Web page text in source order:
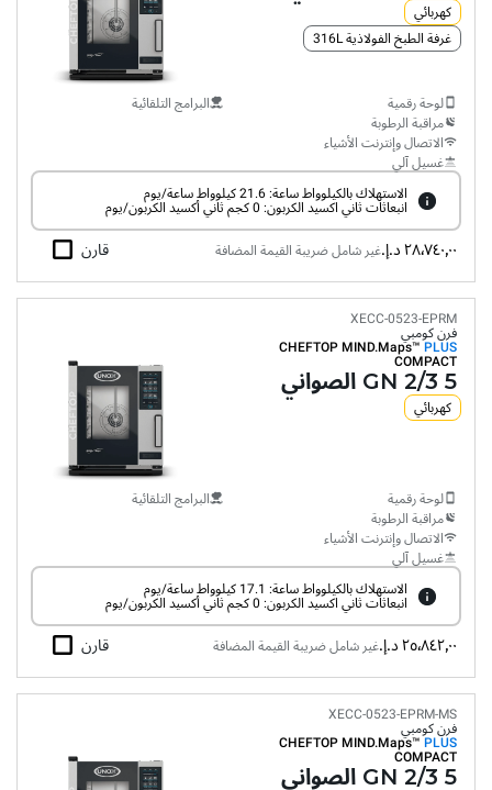
كهربائي
غرفة الطبخ الفولاذية 316L
لوحة رقمية
مراقبة الرطوبة
الاتصال وإنترنت الأشياء
غسيل آلي
البرامج التلقائية
الاستهلاك بالكيلوواط ساعة: 21.6 كيلوواط ساعة/يوم
انبعاثات ثاني اكسيد الكربون: 0 كجم ثاني أكسيد الكربون/يوم
٢٨٬٧٤٠٫٠٠ د.إ.‏ غير شامل ضريبة القيمة المضافة قارن
XECC-0523-EPRM
فرن كومبي
CHEFTOP MIND.Maps™ PLUS
COMPACT
5 GN 2/3 الصواني
كهربائي
لوحة رقمية
مراقبة الرطوبة
الاتصال وإنترنت الأشياء
غسيل آلي
البرامج التلقائية
الاستهلاك بالكيلوواط ساعة: 17.1 كيلوواط ساعة/يوم
انبعاثات ثاني اكسيد الكربون: 0 كجم ثاني أكسيد الكربون/يوم
٢٥٬٨٤٢٫٠٠ د.إ.‏ غير شامل ضريبة القيمة المضافة قارن
XECC-0523-EPRM-MS
فرن كومبي
CHEFTOP MIND.Maps™ PLUS
COMPACT
5 GN 2/3 الصواني